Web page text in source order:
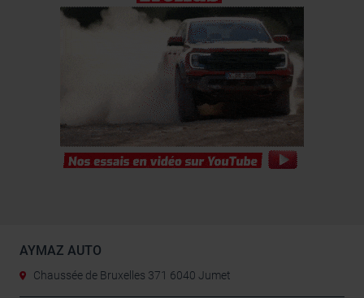
AYMAZ AUTO
Chaussée de Bruxelles 371 6040 Jumet